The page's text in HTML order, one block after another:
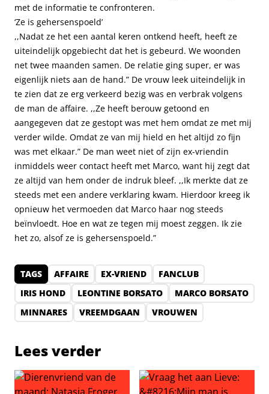
met de informatie te confronteren.
‘Ze is gehersenspoeld’
,,Nadat ze het een aantal keren ontkend heeft, heeft ze
uiteindelijk opgebiecht dat het is gebeurd. We woonden
net twee maanden samen. De relatie ging super, er was
eigenlijk niets aan de hand.” De vrouw leek uiteindelijk in
te zien dat ze erg verkeerd bezig was en verbrak volgens
de man de affaire. ,,Ze heeft berouw getoond en
aangegeven dat ze gestopt was met hem omdat ze met mij
verder wilde. Omdat ze van mij hield en het altijd zo fijn
was met elkaar.” De man weet niet of zijn ex-vriendin
inmiddels weer contact heeft met Marco, want hij zegt dat
ze altijd van hem onder de indruk bleef. ,,Ik merkte dat ze
steeds met een andere verklaring kwam. Hierdoor kreeg ik
opnieuw het vermoeden dat Marco haar nog steeds
beïnvloedt. Hoe en wat ze tegen mij moest zeggen. Ik zie
het zo, alsof ze is gehersenspoeld.”
TAGS AFFAIRE EX-VRIEND
FANCLUB
IRIS HOND
LEONTINE BORSATO
MARCO BORSATO
MINNARES
VREEMDGAAN VROUWEN
Lees verder